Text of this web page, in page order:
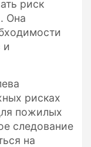
риск
Она
и
рисках
пожилых
следование
на